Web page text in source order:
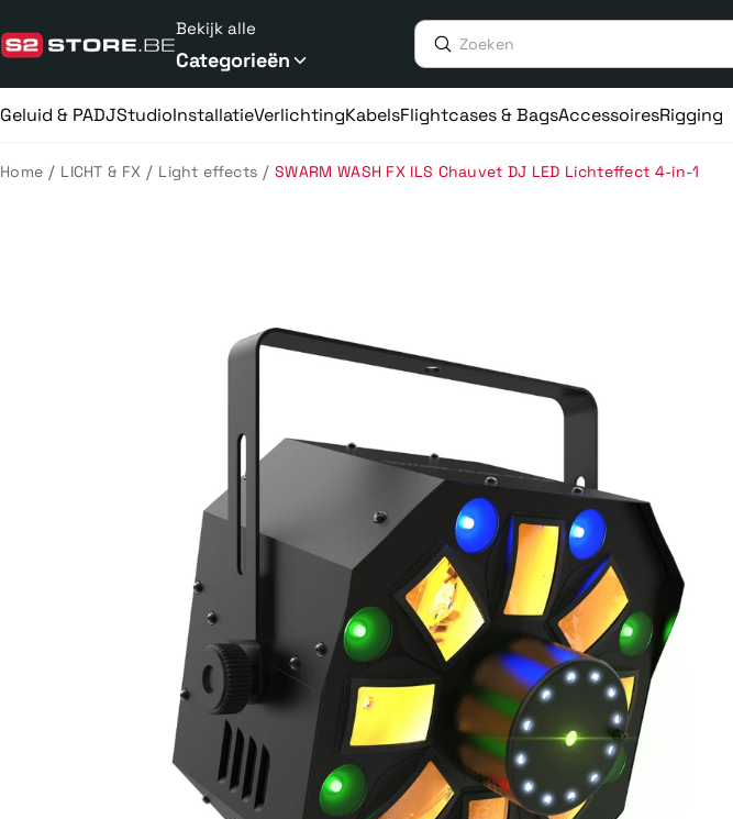
naar
de
Bekijk alle
Categorieën
Geluid & PADJStudioInstallatieVerlichtingKabelsFlightcases & BagsAccessoiresRigging
Home / LICHT & FX / Light effects / SWARM WASH FX ILS Chauvet DJ LED Lichteffect 4-in-1